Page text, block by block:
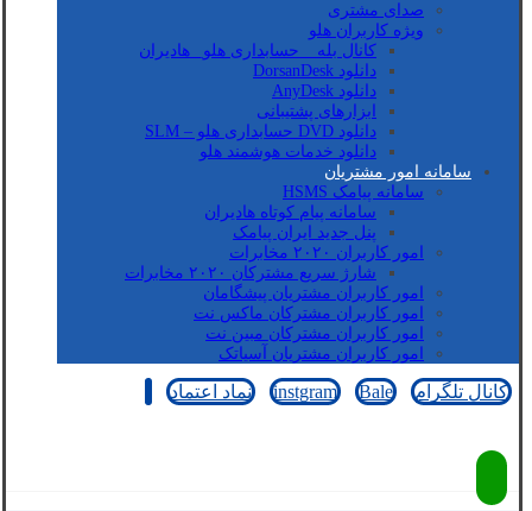
صدای مشتری
ویژه کاربران هلو
کانال بله _ حسابداری هلو_ هادیران
دانلود DorsanDesk
دانلود AnyDesk
ابزارهای پشتیبانی
دانلود DVD حسابداری هلو – SLM
دانلود خدمات هوشمند هلو
سامانه امور مشتریان
سامانه پیامک HSMS
سامانه پیام کوتاه هادیران
پنل جدید ایران پیامک
امور کاربران ۲۰۲۰ مخابرات
شارژ سریع مشترکان ۲۰۲۰ مخابرات
امور کاربران مشتریان پیشگامان
امور کاربران مشترکان ماکس نت
امور کاربران مشترکان مبین نت
امور کاربران مشتریان آسیاتک
کانال تلگرام instgram Bale نماد اعتماد